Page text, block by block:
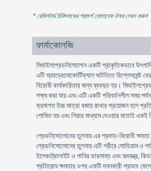
* রেজিস্টার্ড চিকিৎসকের পরামর্শ মোতাবেক ঔষধ সেবন করুন'
ফার্মাকোলজি
মিথাইলপ্রেডনিসোলোন একটি প্রাকৃতিকভাবে
এটি অ্যাড্রেনোকোর্টিক্যাল ঘাটতিতে রিপ্লেসমেন্ট
বিরোধী কার্যকারিতার জন্য ব্যবহৃত হয়।
লক্ষ্য করা যায় এবং এটি একটি পরিবর্তনশীল সময়
ক্রমাগত উচ্চ মাত্রা বজায় রাখার প্রয়োজন হলে
শোষিত হয় এবং শিরার মাধ্যমে দেওয়ার মতোই একই
প্রেডনিসোলোনের তুলনায় এর প্রদাহ-বিরোধী ক্ষমতা
প্রেডনিসোলোনের তুলনায় এটি শরীরে সোডিয়াম ও
ইলেকট্রোলাইট ও পানির ভারসাম্য এবং হৃদযন্ত্র,
প্রতিরোধ ক্ষমতার ওপর একটি দমনকারী প্রভাব